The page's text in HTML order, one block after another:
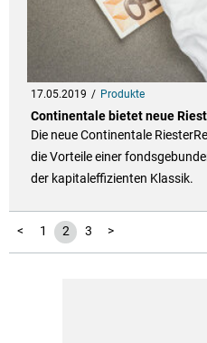
17.05.2019 Produkte
Continentale bietet neue
Die neue Continentale
die Vorteile einer
der kapitaleffizienten Klassik.
< 1 2 3 >